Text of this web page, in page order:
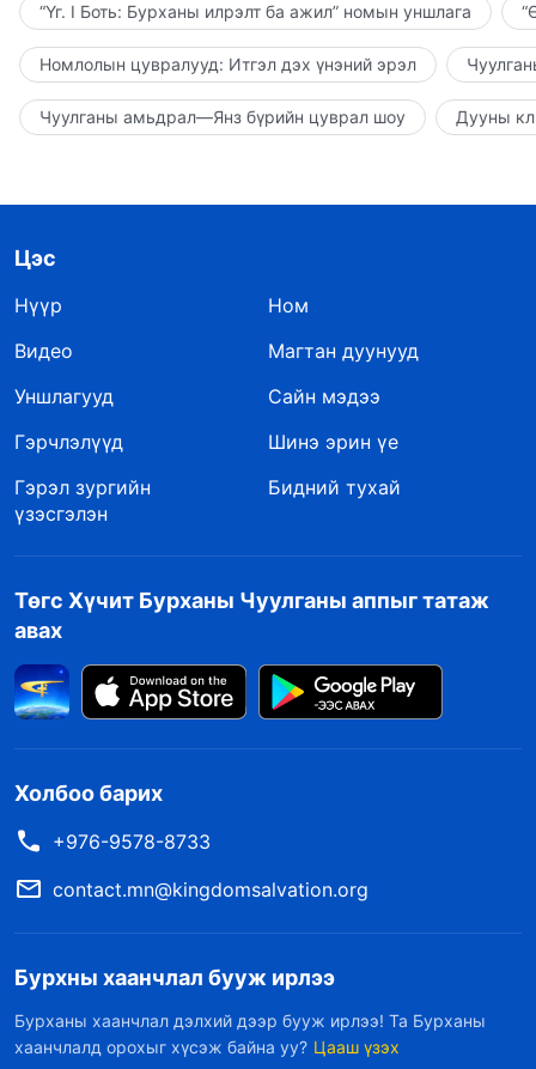
“Үг. I Боть: Бурханы илрэлт ба ажил” номын уншлага
Номлолын цувралууд: Итгэл дэх үнэний эрэл
Чуулганы амьдрал—Янз бүрийн цуврал шоу Дууны
Цэс
Нүүр
Ном
Видео
Магтан дуунууд
Уншлагууд
Сайн мэдээ
Гэрчлэлүүд
Шинэ эрин үе
Гэрэл зургийн
үзэсгэлэн
Бидний тухай
Төгс Хүчит Бурханы Чуулганы аппыг татаж
авах
Холбоо барих
+976-9578-8733
contact.mn@kingdomsalvation.org
Бурхны хаанчлал бууж ирлээ
Бурханы хаанчлал дэлхий дээр бууж ирлээ! Та Бурханы
хаанчлалд орохыг хүсэж байна уу? Цааш үзэх